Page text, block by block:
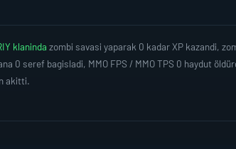
klaninda zombi savasi yaparak 0 kadar XP kazandi,
0 seref bagisladi, MMO FPS / MMO TPS 0 haydut
akitti.